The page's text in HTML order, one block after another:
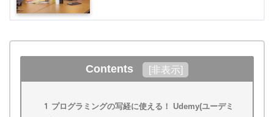
Contents [非表示]
1 プログラミングの写経に使える！ Udemy(ユーデミ